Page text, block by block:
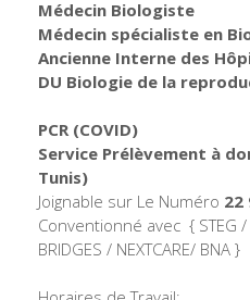
Médecin Biologiste
Médecin spécialiste en
Ancienne Interne des
DU Biologie de la
PCR (COVID)
Service Prélèvement à
Tunis)
Joignable sur Le Numéro 22
Conventionné avec { STEG /
BRIDGES / NEXTCARE/ BNA }